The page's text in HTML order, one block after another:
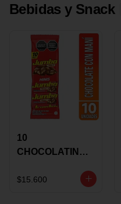
Bebidas y Snack
10
CHOCOLATINA
17 GRS
$15.600